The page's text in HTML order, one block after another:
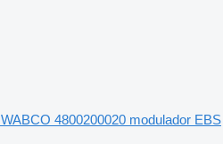
WABCO 4800200020 modulador EBS